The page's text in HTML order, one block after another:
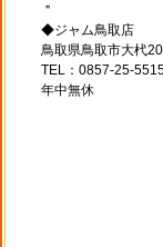
＂
◆ジャム鳥取店
鳥取県鳥取市大杙
TEL：0857-25-
年中無休